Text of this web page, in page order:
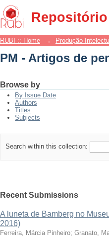
PM - Artigos de
RUBI :: Home → Produção
PM - Artigos de
Browse by
By Issue Date
Authors
Titles
Subjects
Search within this collection:
Recent Submissions
A luneta de Bamberg no
2016)
Ferreira, Márcia Pinheiro; Granato,